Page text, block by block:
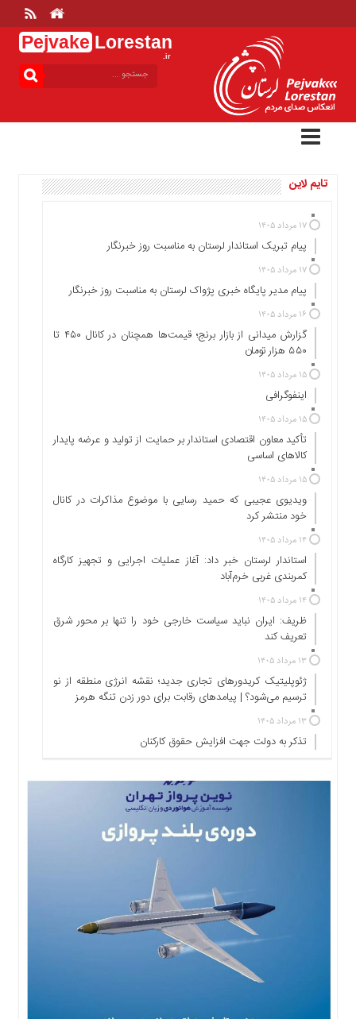
Pejvake Lorestan
.ir
بالا
خانه
ارتباط
درباره
تعرفه
منوی
اجتماعی
سیاسی
اقتصادی
ورزشی
آموزشی
دسترسی
ارتباط
برگه
تعرفه
تایم لاین
۱۷ مرداد ۱۴۰۵
پیام تبریک استاندار لرستان به‌ مناسبت روز خبرنگار
۱۷ مرداد ۱۴۰۵
پیام مدیر پایگاه خبری پژواک لرستان به مناسبت روز خبرنگار
۱۶ مرداد ۱۴۰۵
گزارش میدانی از بازار برنج؛ قیمت‌ها همچنان در کانال ۴۵۰ تا
۵۵۰ هزار تومان
۱۵ مرداد ۱۴۰۵
اینفوگرافی
۱۵ مرداد ۱۴۰۵
تأکید معاون اقتصادی استاندار بر حمایت از تولید و عرضه پایدار
کالاهای اساسی
۱۵ مرداد ۱۴۰۵
ویدیوی عجیبی که حمید رسایی با موضوع مذاکرات در کانال
خود منتشر کرد
۱۴ مرداد ۱۴۰۵
استاندار لرستان خبر داد: آغاز عملیات اجرایی و تجهیز کارگاه
کمربندی غربی خرم‌آباد
۱۴ مرداد ۱۴۰۵
ظریف: ایران نباید سیاست خارجی خود را تنها بر محور شرق
تعریف کند
۱۳ مرداد ۱۴۰۵
ژئوپلیتیک کریدورهای تجاری جدید؛ نقشه انرژی منطقه‌ از نو
ترسیم می‌شود؟ | پیامدهای رقابت برای دور زدن تنگه هرمز
۱۳ مرداد ۱۴۰۵
تذکر به دولت جهت افزایش حقوق کارکنان ‌